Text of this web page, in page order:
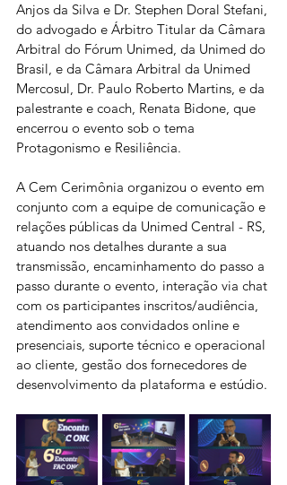
Anjos da Silva e Dr. Stephen Doral Stefani,
do advogado e Árbitro Titular da Câmara
Arbitral do Fórum Unimed, da Unimed do
Brasil, e da Câmara Arbitral da Unimed
Mercosul, Dr. Paulo Roberto Martins, e da
palestrante e coach, Renata Bidone, que
encerrou o evento sob o tema
Protagonismo e Resiliência.
A Cem Cerimônia organizou o evento em
conjunto com a equipe de comunicação e
relações públicas da Unimed Central - RS,
atuando nos detalhes durante a sua
transmissão, encaminhamento do passo a
passo durante o evento, interação via chat
com os participantes inscritos/audiência,
atendimento aos convidados online e
presenciais, suporte técnico e operacional
ao cliente, gestão dos fornecedores de
desenvolvimento da plataforma e estúdio.